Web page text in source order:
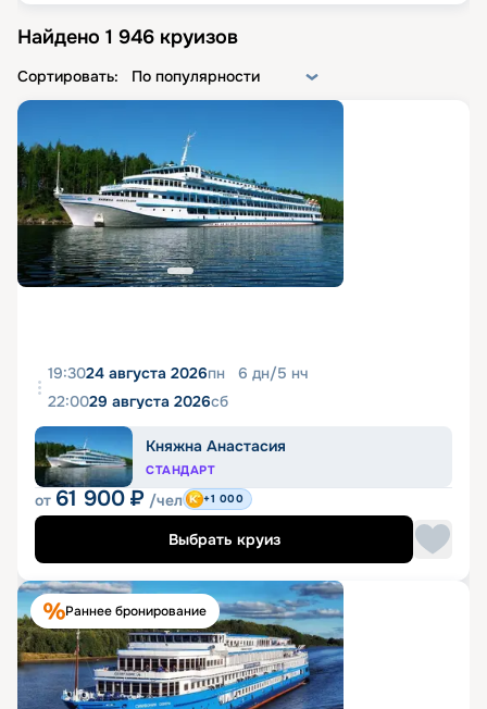
Найдено 1 946 круизов
Сортировать: По популярности
19:3024 августа 2026пн 6 дн/5 нч
22:0029 августа 2026сб
Княжна Анастасия
СТАНДАРТ
от 61 900 ₽ /чел +1 000
Выбрать круиз
Раннее бронирование